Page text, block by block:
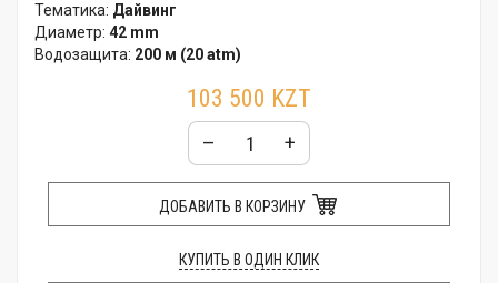
Тематика: Дайвинг
Диаметр: 42 mm
Водозащита: 200 м (20 atm)
Часы - Суточники
12 месяцев
Фирменная пластиковая коробочка
103 500 KZT
– +
ДОБАВИТЬ В КОРЗИНУ
КУПИТЬ В ОДИН КЛИК